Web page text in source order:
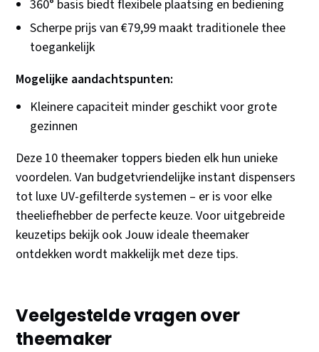
360° basis biedt flexibele plaatsing en bediening
Scherpe prijs van €79,99 maakt traditionele thee
toegankelijk
Mogelijke aandachtspunten:
Kleinere capaciteit minder geschikt voor grote
gezinnen
Deze 10 theemaker toppers bieden elk hun unieke
voordelen. Van budgetvriendelijke instant dispensers
tot luxe UV-gefilterde systemen – er is voor elke
theeliefhebber de perfecte keuze. Voor uitgebreide
keuzetips bekijk ook Jouw ideale theemaker
ontdekken wordt makkelijk met deze tips.
Veelgestelde vragen over
theemaker